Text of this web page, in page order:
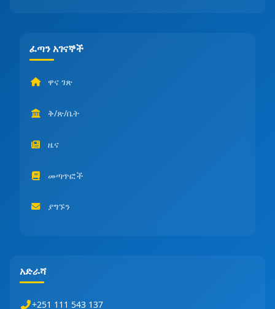
ፈጣን አገናኞች
ዋና ገጽ
ቅ/ጽ/ቤት
ዜና
መጣጥፎች
ያግኙን
አድራሻ
+251 111 543 137